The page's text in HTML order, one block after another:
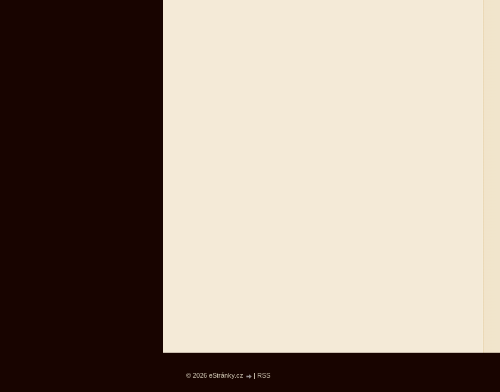
© 2026 eStránky.cz | RSS